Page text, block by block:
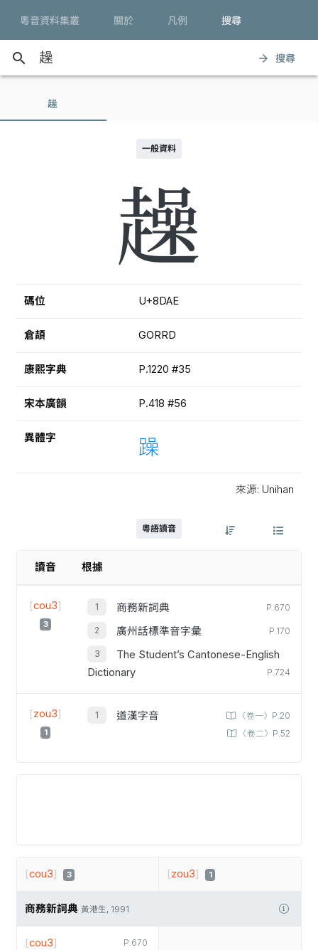
粵音資料集叢 關於 凡例 搜尋
search arrow_forward 搜尋
趮
一般資料
趮
碼位 U+8DAE
倉頡 GORRD
康熙字典 P.1220 #35
宋本廣韻 P.418 #56
異體字 躁
來源: Unihan
粵語讀音
讀音 根據
[cou3]
3
商務新詞典 P.670
廣州話標準音字彙 P.170
The Student’s Cantonese-English
Dictionary
P.724
[zou3]
1
道漢字音
〈卷一〉P.20
〈卷二〉P.52
[cou3] 3 [zou3] 1
商務新詞典 黃港生, 1991
P.670
[cou3]